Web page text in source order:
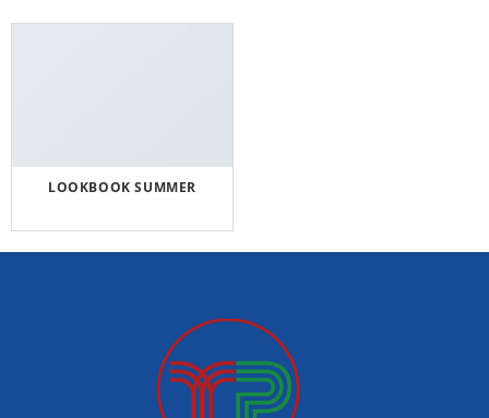
LOOKBOOK SUMMER